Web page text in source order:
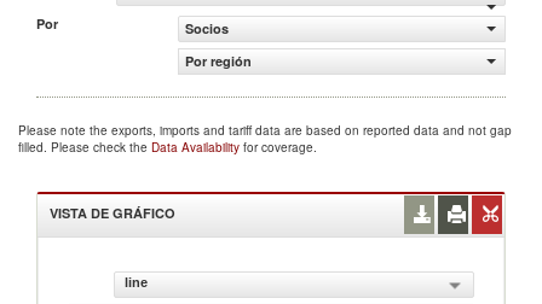
Por
Socios
Por región
Please note the exports, imports and tariff data are based on reported data and not gap
filled. Please check the Data Availability for coverage.
VISTA DE GRÁFICO
line